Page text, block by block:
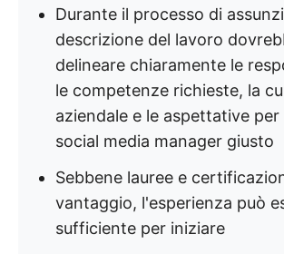
Durante il processo di
descrizione del lavoro
delineare chiaramente le
le competenze richieste, la
aziendale e le aspettative
social media manager giusto
Sebbene lauree e
vantaggio, l'esperienza può
sufficiente per iniziare